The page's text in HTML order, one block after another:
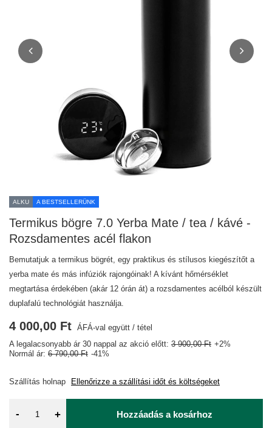
ALKU A BESTSELLERÜNK
Termikus bögre 7.0 Yerba Mate / tea / kávé -
Rozsdamentes acél flakon
Bemutatjuk a termikus bögrét, egy praktikus és stílusos kiegészítőt a
yerba mate és más infúziók rajongóinak! A kívánt hőmérséklet
megtartása érdekében (akár 12 órán át) a rozsdamentes acélból készült
duplafalú technológiát használja.
Szállítás holnap Ellenőrizze a szállítási időt és költségeket
4 000,00 Ft ÁFÁ-val együtt / tétel
A legalacsonyabb ár 30 nappal az akció előtt: 3 900,00 Ft +2%
Normál ár: 6 790,00 Ft -41%
- + Hozzáadás a kosárhoz